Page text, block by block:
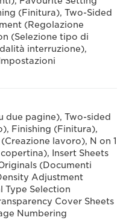
(Finitura), Two-Sided
(Regolazione
(Selezione tipo di
interruzione),
due pagine), Two-sided
Finishing (Finitura),
lavoro), N on 1
Insert Sheets
(Documenti
Adjustment
Type Selection
Cover Sheets
Numbering